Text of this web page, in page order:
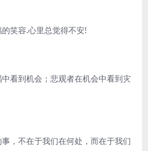
笑容.心里总觉得不安!
看到机会；悲观者在机会中看到灾
，不在于我们在何处，而在于我们